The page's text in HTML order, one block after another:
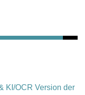
KI/OCR Version der